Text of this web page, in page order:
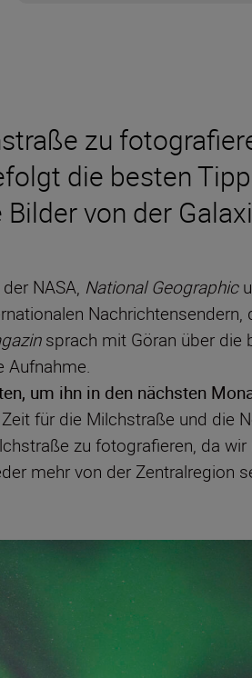
zu
die besten
von der
NASA, National Geographic
Nachrichtensendern,
sprach mit Göran über die
Aufnahme.
um ihn in den nächsten
für die Milchstraße und die
zu fotografieren, da
mehr von der Zentralregion